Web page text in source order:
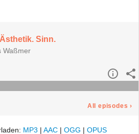
Sinn.
Waßmer
All episodes ›
MP3 | AAC | OGG | OPUS